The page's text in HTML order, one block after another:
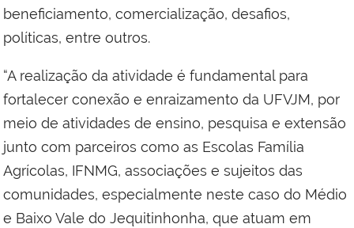
beneficiamento, comercialização, desafios,
políticas, entre outros.
“A realização da atividade é fundamental para
fortalecer conexão e enraizamento da UFVJM, por
meio de atividades de ensino, pesquisa e extensão
junto com parceiros como as Escolas Família
Agrícolas, IFNMG, associações e sujeitos das
comunidades, especialmente neste caso do Médio
e Baixo Vale do Jequitinhonha, que atuam em